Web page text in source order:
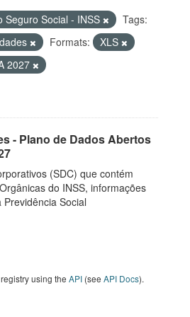
Seguro Social - INSS
Tags:
Formats:
XLS
2027
- Plano de Dados Abertos
(SDC) que contém
do INSS, informações
Social
using the API (see API Docs).